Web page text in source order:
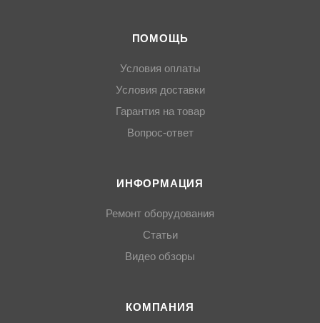
ПОМОЩЬ
Условия оплаты
Условия доставки
Гарантия на товар
Вопрос-ответ
ИНФОРМАЦИЯ
Ремонт оборудования
Статьи
Видео обзоры
КОМПАНИЯ